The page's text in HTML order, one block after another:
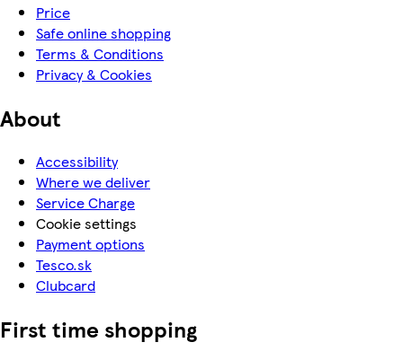
Price
Safe online shopping
Terms & Conditions
Privacy & Cookies
About
Accessibility
Where we deliver
Service Charge
Cookie settings
Payment options
Tesco.sk
Clubcard
First time shopping